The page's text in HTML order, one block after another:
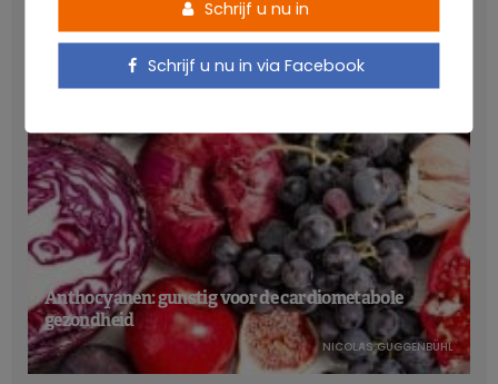
producten aan te prijzen, hanteert dit boek een
visie om niet in beperkingen te blijven hangen,” vervolgt
de diëtiste. Een kaas met 0,5 g lactose kan dus perfect in het
camembert met BGA-keurmerk is niet hetzelfde als een
andere industriële zachte kaas, waaraan melkpoeder, room
enz. kan zijn toegevoegd,” vervolgt de diëtiste. En
inderdaad: uit een analyse van133
van de meest verkochte
kazen met een Europese BOB/BGA-keurmerkblijkt dat
76 % daarvan maximaal 0,5 % lactose bevat. Naast het
mechanische aspect van de filtratie van lactose bij de
kaasbereiding, leidt de rijping ook tot een microbiële
omzetting van lactose in melkzuur. Het is dus niet alleen een
Anthocyanen: gunstig voor de cardiometabole
gezondheid
NICOLAS GUGGENBÜHL
Schrijf u nu in
Schrijf u nu in via Facebook